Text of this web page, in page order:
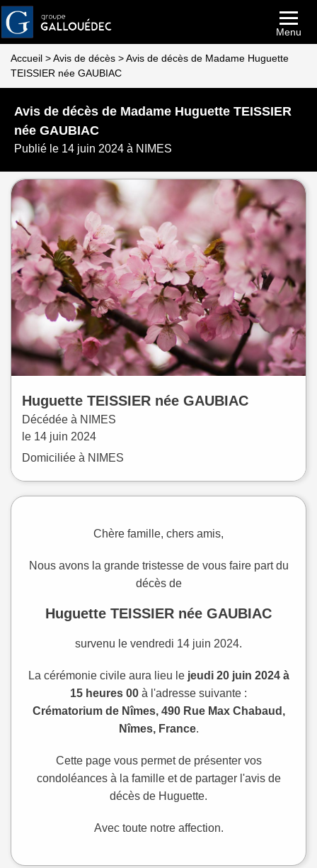
Menu
Accueil >Avis de décès >Avis de décès de Madame Huguette
TEISSIER née GAUBIAC
Avis de décès de Madame Huguette TEISSIER
née GAUBIAC
Publié le 14 juin 2024 à NIMES
Huguette TEISSIER née GAUBIAC
Décédée à NIMES
le 14 juin 2024
Domiciliée à NIMES
Chère famille, chers amis,
Nous avons la grande tristesse de vous faire part du
décès de
Huguette TEISSIER née GAUBIAC
survenu le vendredi 14 juin 2024.
La cérémonie civile aura lieu le jeudi 20 juin 2024 à
15 heures 00 à l'adresse suivante :
Crématorium de Nîmes, 490 Rue Max Chabaud,
Nîmes, France.
Cette page vous permet de présenter vos
condoléances à la famille et de partager l'avis de
décès de Huguette.
Avec toute notre affection.